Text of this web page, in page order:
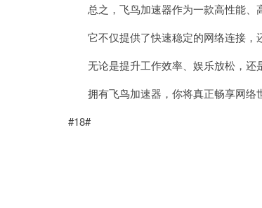
总之，飞鸟加速器作为一款高性能、
它不仅提供了快速稳定的网络连接，
无论是提升工作效率、娱乐放松，还
拥有飞鸟加速器，你将真正畅享网络
#18#